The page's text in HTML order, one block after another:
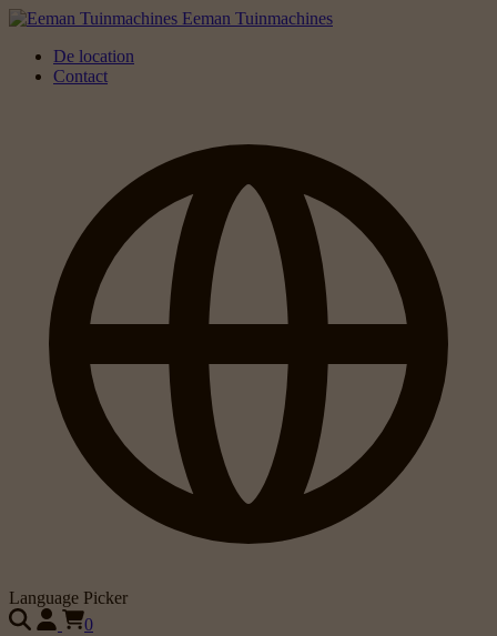
Eeman Tuinmachines
De location
Contact
Language Picker
0